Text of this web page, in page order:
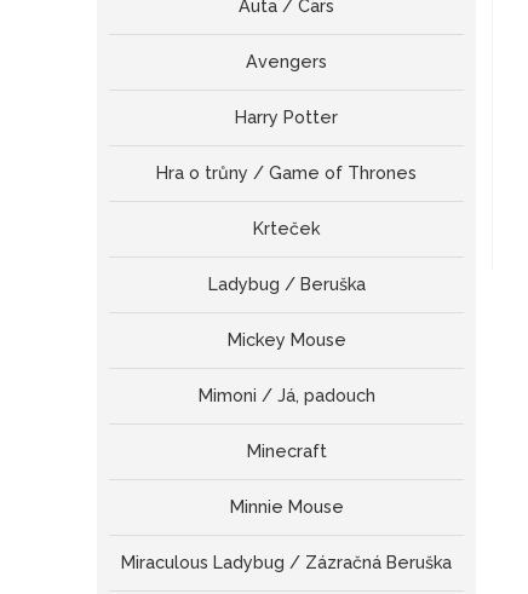
Auta / Cars
Avengers
Harry Potter
Hra o trůny / Game of Thrones
Krteček
Ladybug / Beruška
Mickey Mouse
Mimoni / Já, padouch
Minecraft
Minnie Mouse
Miraculous Ladybug / Zázračná Beruška